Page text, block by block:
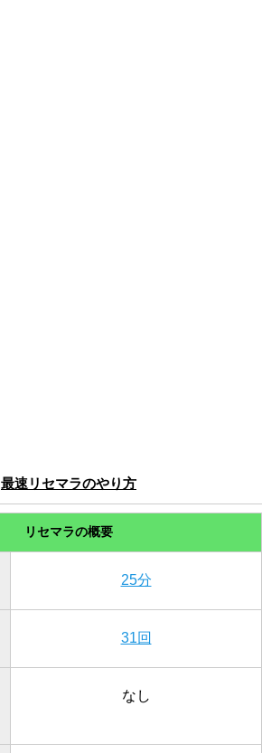
最速リセマラのやり方
リセマラの概要
25分
31回
なし